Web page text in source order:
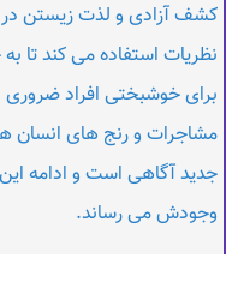
کشف آزادی و لذت زیستن در
نظریات استفاده می کند تا
برای خوشبختی افراد
مشاجرات و رنج های انسان
جدید آگاهی است و ادامه
وجودش می رساند.